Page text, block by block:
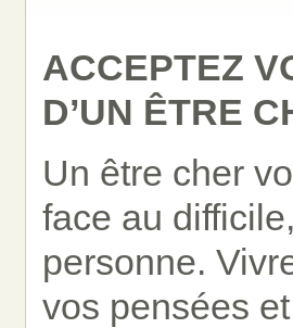
ACCEPTEZ
D’UN ÊTRE
Un être cher
face au
personne.
vos pensées